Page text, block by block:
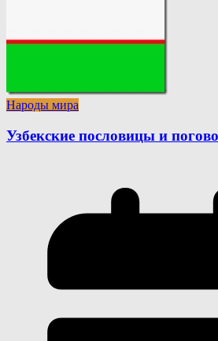
Народы мира
Узбекские пословицы и